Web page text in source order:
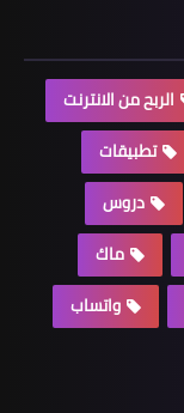
الربح من الانترنت
تطبيقات
دروس
ماك
واتساب